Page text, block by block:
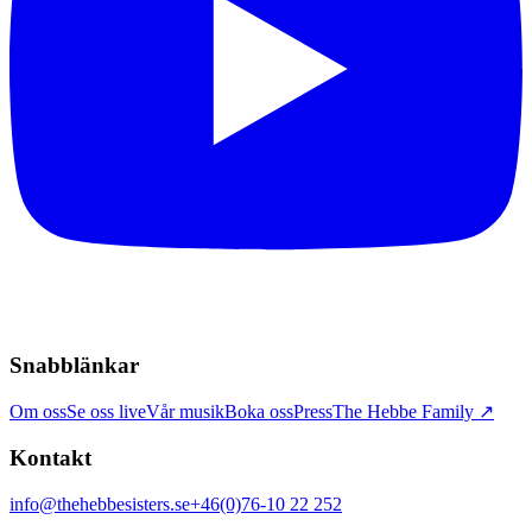
Snabblänkar
Om ossSe oss liveVår musikBoka ossPressThe Hebbe Family ↗
Kontakt
info@thehebbesisters.se+46(0)76-10 22 252